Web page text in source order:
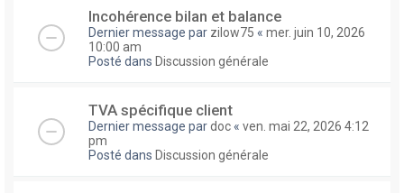
Incohérence bilan et balance
Dernier message par zilow75 « mer. juin 10, 2026
10:00 am
Posté dans Discussion générale
TVA spécifique client
Dernier message pardoc « ven. mai 22, 2026 4:12
pm
Posté dans Discussion générale